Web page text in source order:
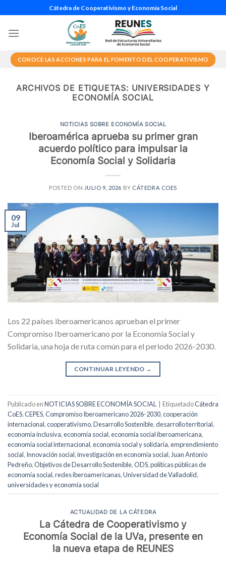
al
contenido
Cátedra de Cooperativismo y Economía Social
CONOCE LAS ACCIONES PARA EL FOMENTO DEL COOPERATIVISMO
ARCHIVOS DE ETIQUETAS: UNIVERSIDADES Y
ECONOMÍA SOCIAL
NOTICIAS SOBRE ECONOMÍA SOCIAL
Iberoamérica aprueba su primer gran
acuerdo político para impulsar la
Economía Social y Solidaria
POSTED ON JULIO 9, 2026 BY CÁTEDRA COES
09
Jul
Los 22 países iberoamericanos aprueban el primer
Compromiso Iberoamericano por la Economía Social y
Solidaria, una hoja de ruta común para el periodo 2026-2030.
CONTINUAR LEYENDO →
Publicado enNOTICIAS SOBRE ECONOMÍA SOCIAL | EtiquetadoCátedra
CoES,CEPES,Compromiso Iberoamericano 2026-2030,cooperación
internacional,cooperativismo,Desarrollo Sostenible,desarrollo territorial,
economía inclusiva,economía social,economía social iberoamericana,
economía social internacional,economía social y solidaria,emprendimiento
social, Innovación social,investigación en economía social, Juan Antonio
Pedreño,Objetivos de Desarrollo Sostenible,ODS,políticas públicas de
economía social,redes iberoamericanas,Universidad de Valladolid,
universidades y economía social
ACTUALIDAD DE LA CÁTEDRA
La Cátedra de Cooperativismo y
Economía Social de la UVa, presente en
la nueva etapa de REUNES